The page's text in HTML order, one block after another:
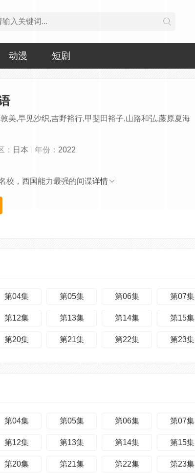
动漫 短剧
美,早见沙织,吉野裕行,甲斐田裕子,山路和弘,藤原夏海
： 日本 年份： 2022
，西国能力最强的间谍详情
第04集 第05集 第06集 第07集
第12集 第13集 第14集 第15集
第20集 第21集 第22集 第23集
第04集 第05集 第06集 第07集
第12集 第13集 第14集 第15集
第20集 第21集 第22集 第23集